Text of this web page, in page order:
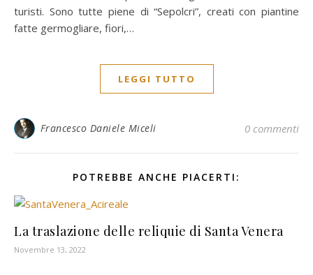
turisti. Sono tutte piene di “Sepolcri”, creati con piantine
fatte germogliare, fiori,…
LEGGI TUTTO
Francesco Daniele Miceli 0 commenti
POTREBBE ANCHE PIACERTI:
La traslazione delle reliquie di Santa Venera
Novembre 13, 2022